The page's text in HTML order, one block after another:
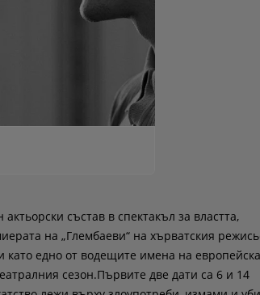
състав в спектакъл за властта,
на „Глембаеви“ на хърватския
едно от водещите имена на
сезон.Първите две дати са 6 и 14